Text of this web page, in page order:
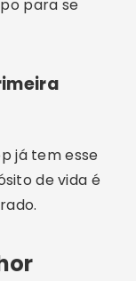
para se
já tem esse
de vida é